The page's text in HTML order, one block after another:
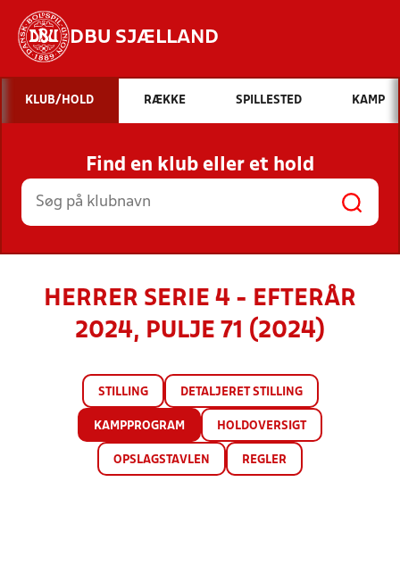
DBU SJÆLLAND
Hvad vil du søge efter?
INDHOLD OG NYHEDER
STILLINGER, RESULTATER, KLUBBER OG
HOLD
KLUB/HOLD RÆKKE SPILLESTED KAMP
Find en klub eller et hold
HERRER SERIE 4 - EFTERÅR
2024, PULJE 71 (2024)
STILLING DETALJERET STILLING
KAMPPROGRAM HOLDOVERSIGT
OPSLAGSTAVLEN REGLER